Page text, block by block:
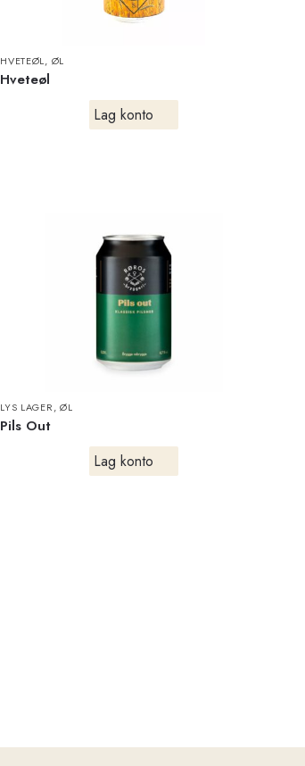
HVETEØL, ØL
Hveteøl
Lag konto
LYS LAGER, ØL
Pils Out
Lag konto